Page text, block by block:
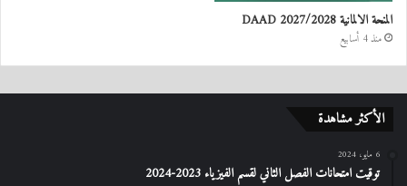
المنحة الالمانية DAAD 2027/2028
منذ 4 أسابيع
الأكثر مشاهدة
6 مايو، 2024
توقيت امتحانات الفصل الثاني لقسم الفيزياء 2023-2024